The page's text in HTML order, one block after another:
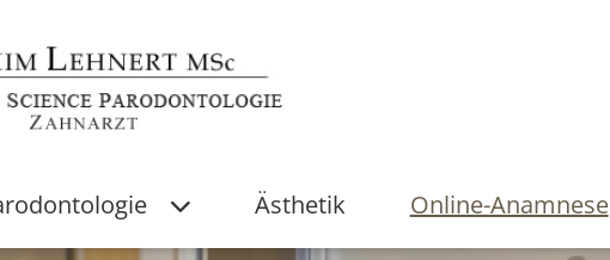
Ästhetik Online-Anamnese